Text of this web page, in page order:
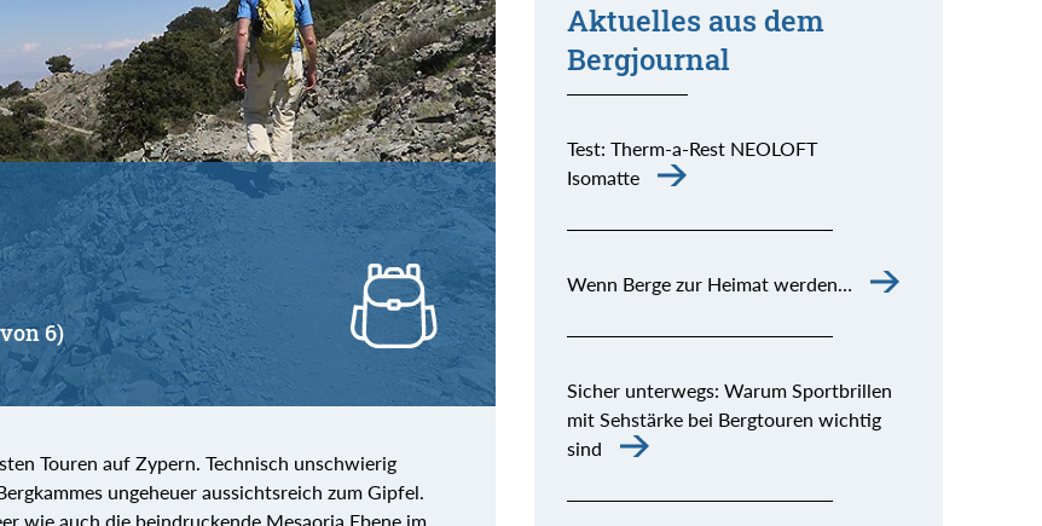
bis
6)
Touren auf Zypern. Technisch unschwierig
ungeheuer aussichtsreich zum Gipfel.
wie auch die beindruckende Mesaoria Ebene im
Aktuelles aus dem
Bergjournal
Test: Therm-a-Rest NEOLOFT
Isomatte
Wenn Berge zur Heimat werden…
Sicher unterwegs: Warum Sportbrillen
mit Sehstärke bei Bergtouren wichtig
sind